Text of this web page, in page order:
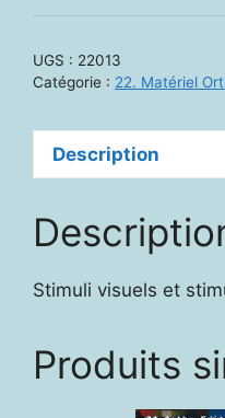
UGS : 22013
Catégorie : 22. Matériel
Description
Stimuli visuels et
Produits